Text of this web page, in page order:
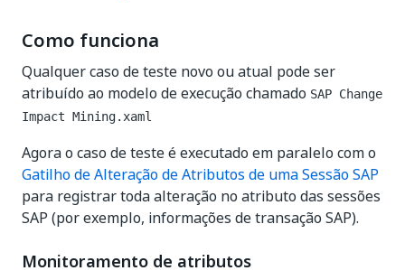
Como funciona
Qualquer caso de teste novo ou atual pode ser
atribuído ao modelo de execução chamado SAP Change
Impact Mining.xaml
Agora o caso de teste é executado em paralelo com o
Gatilho de Alteração de Atributos de uma Sessão SAP
para registrar toda alteração no atributo das sessões
SAP (por exemplo, informações de transação SAP).
Monitoramento de atributos